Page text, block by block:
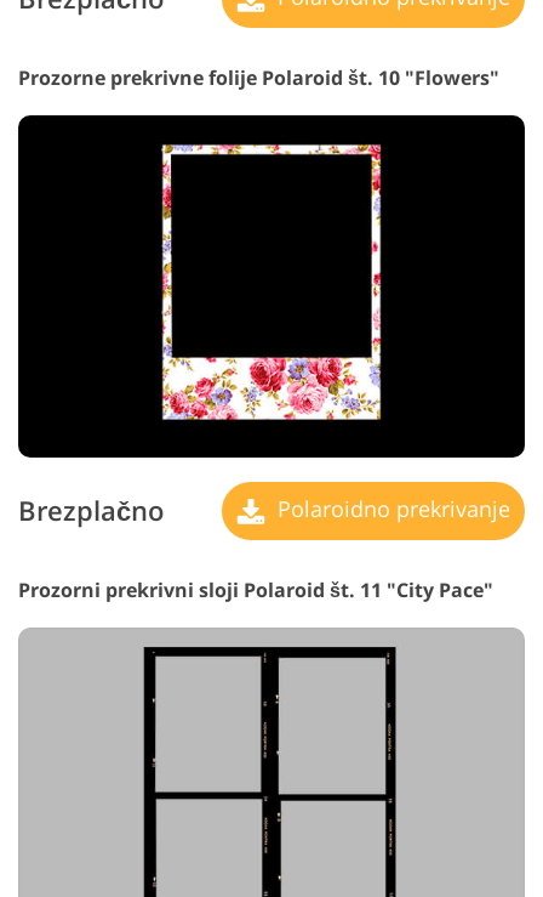
Prozorne prekrivne folije Polaroid št. 10 "Flowers"
Brezplačno Polaroidno prekrivanje
Prozorni prekrivni sloji Polaroid št. 11 "City Pace"